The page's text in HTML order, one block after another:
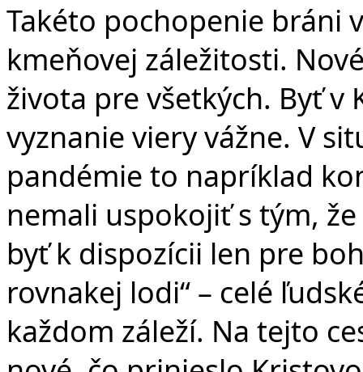
Takéto pochopenie bráni
kmeňovej záležitosti.
života pre všetkých. Byť
vyznanie viery vážne. V
pandémie to napríklad
nemali uspokojiť s tým,
byť k dispozícii len pre
rovnakej lodi“ – celé
každom záleží. Na tejto